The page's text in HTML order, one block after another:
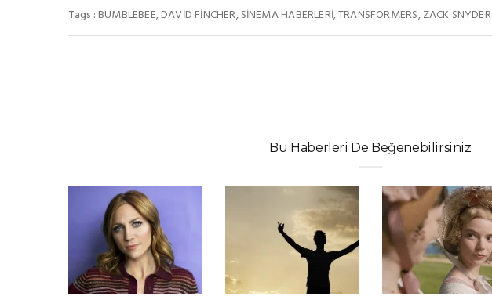
Tags : BUMBLEBEE,DAVID FINCHER,SINEMA HABERLERI,TRANSFORMERS,ZACK SNYDER
Bu Haberleri De Beğenebilirsiniz